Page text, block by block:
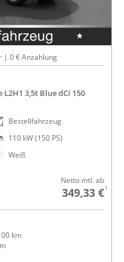
| 0 € Anzahlung
3,5t Blue dCi 150
Bestellfahrzeug
110 kW (150 PS)
Weiß
Netto mtl. ab
349,33 €1
km